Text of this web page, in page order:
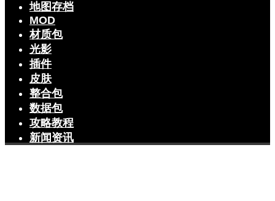
地图存档
MOD
材质包
光影
插件
皮肤
整合包
数据包
攻略教程
新闻资讯